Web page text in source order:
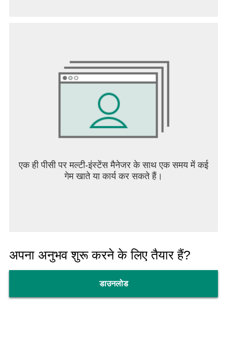
होगा। एंड्रॉइड 7.0+ की आवश्यकता है।
एक ही पीसी पर मल्टी-इंस्टेंस मैनेजर के साथ एक समय में कई
गेम खाते या कार्य कर सकते हैं।
अपना अनुभव शुरू करने के लिए तैयार हैं?
डाउनलोड